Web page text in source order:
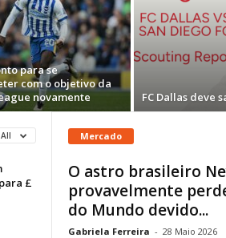
para se
com o objetivo da
novamente
FC Dallas deve
All
£
Mercado
O astro brasileiro
provavelmente
do Mundo devido...
Gabriela Ferreira - 28 Maio 2026